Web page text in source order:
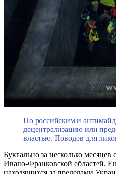
По российским и
децентрализацию или
властью. Поводов для
Буквально за несколько
Ивано-Франковской областей.